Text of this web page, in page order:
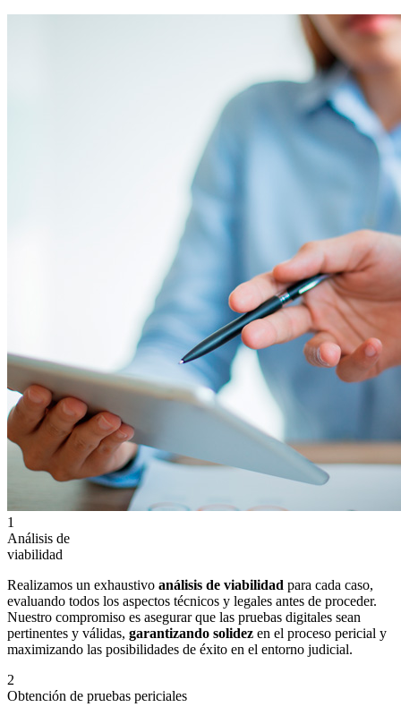
1
Análisis de
viabilidad
Realizamos un exhaustivo análisis de viabilidad para cada caso,
evaluando todos los aspectos técnicos y legales antes de proceder.
Nuestro compromiso es asegurar que las pruebas digitales sean
pertinentes y válidas, garantizando solidez en el proceso pericial y
maximizando las posibilidades de éxito en el entorno judicial.
2
Obtención de pruebas periciales